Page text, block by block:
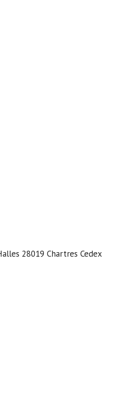
28019 Chartres Cedex